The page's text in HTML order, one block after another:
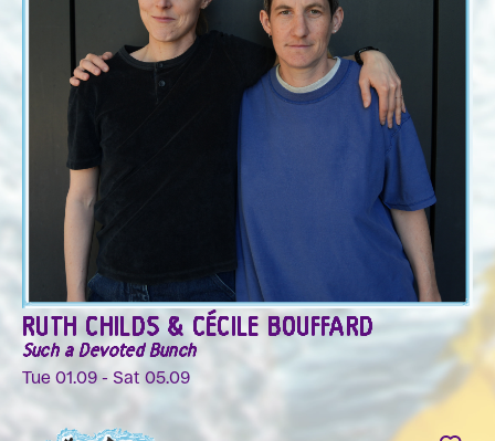
RUTH CHILDS & CÉCILE BOUFFARD
Such a Devoted Bunch
Tue 01.09 - Sat 05.09